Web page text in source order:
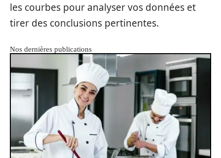
les courbes pour analyser vos données et
tirer des conclusions pertinentes.
Nos dernières publications